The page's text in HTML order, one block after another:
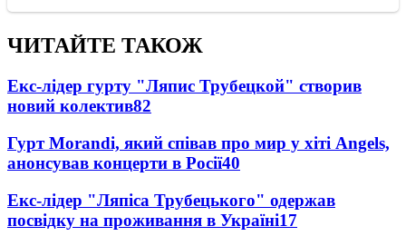
ЧИТАЙТЕ ТАКОЖ
Екс-лідер гурту "Ляпис Трубецкой" створив
новий колектив82
Гурт Morandi, який співав про мир у хіті Angels,
анонсував концерти в Росії40
Екс-лідер "Ляпіса Трубецького" одержав
посвідку на проживання в Україні17